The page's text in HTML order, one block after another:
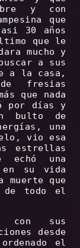
y con
que
30 años
que le
mucho y
a sus
a la casa,
fresias
que nada
por días y
bulto de
una
vio esa
estrellas
echó una
su vida
muerte que
de todo el
con sus
desde
el